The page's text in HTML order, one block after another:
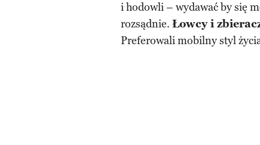
i hodowli – wydawać by się
rozsądnie. Łowcy i
Preferowali mobilny styl